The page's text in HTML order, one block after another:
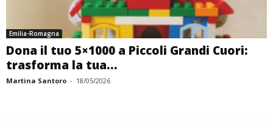
Emilia-Romagna
Dona il tuo 5×1000 a Piccoli Grandi Cuori:
trasforma la tua...
Martina Santoro - 18/05/2026